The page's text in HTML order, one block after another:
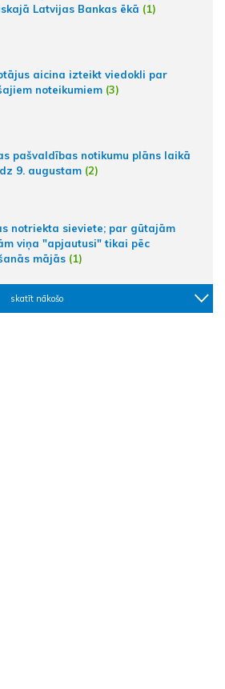
Latvijas Bankas ēkā (1)
aicina izteikt viedokli par
noteikumiem (3)
pašvaldības notikumu plāns laikā
9. augustam (2)
notriekta sieviete; par gūtajām
viņa "apjautusi" tikai pēc
mājās (1)
skatīt nākošo